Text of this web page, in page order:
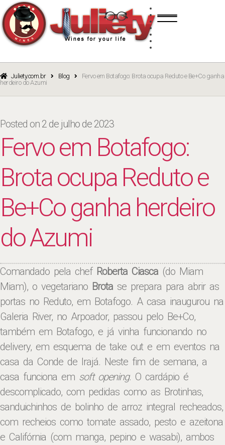
navigation
content
BRANCO
ROSÉ
Juliety.com.br Blog
Fervo em Botafogo: Brota ocupa Reduto e Be+Co ganha
herdeiro do Azumi
Posted on 2 de julho de 2023
Fervo em Botafogo:
Brota ocupa Reduto e
Be+Co ganha herdeiro
do Azumi
Comandado pela chef Roberta Ciasca (do Miam
Miam), o vegetariano Brota se prepara para abrir as
portas no Reduto, em Botafogo. A casa inaugurou na
Galeria River, no Arpoador, passou pelo Be+Co,
também em Botafogo, e já vinha funcionando no
delivery, em esquema de take out e em eventos na
casa da Conde de Irajá. Neste fim de semana, a
casa funciona em soft opening. O cardápio é
descomplicado, com pedidas como as Brotinhas,
sanduichinhos de bolinho de arroz integral recheados,
com recheios como tomate assado, pesto e azeitona
e Califórnia (com manga, pepino e wasabi), ambos